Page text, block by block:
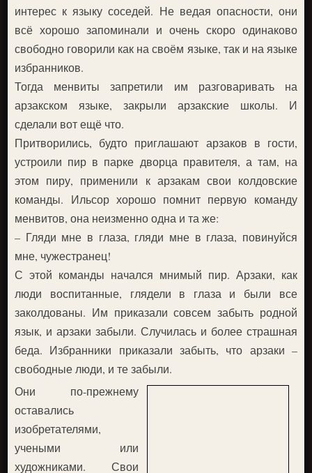
интерес к языку соседей. Не ведая опасности, они
всё хорошо запоминали и очень скоро одинаково
свободно говорили как на своём языке, так и на языке
избранников.
Тогда менвиты запретили им разговаривать на
арзакском языке, закрыли арзакские школы. И
сделали вот ещё что.
Притворились, будто приглашают арзаков в гости,
устроили пир в парке дворца правителя, а там, на
этом пиру, применили к арзакам свои колдовские
команды. Ильсор хорошо помнит первую команду
менвитов, она неизменно одна и та же:
– Гляди мне в глаза, гляди мне в глаза, повинуйся
мне, чужестранец!
С этой команды начался мнимый пир. Арзаки, как
люди воспитанные, глядели в глаза и были все
заколдованы. Им приказали совсем забыть родной
язык, и арзаки забыли. Случилась и более страшная
беда. Избранники приказали забыть, что арзаки –
свободные люди, и те забыли.
Они по-прежнему
оставались
изобретателями,
учеными или
художниками. Свои